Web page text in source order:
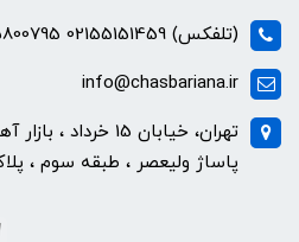
(تلفکس) 02155151459 02155800795 - 09218163683
info@chasbariana.ir
تهران، خیابان 15
پاساژ ولیعصر ، طبقه سوم ، پلاک